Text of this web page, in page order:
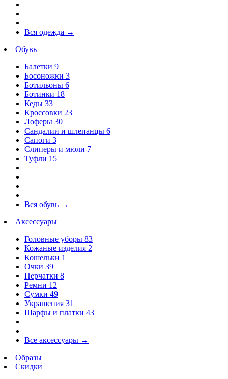
Вся одежда →
Обувь
Балетки 9
Босоножки 3
Ботильоны 6
Ботинки 18
Кеды 33
Кроссовки 23
Лоферы 30
Сандалии и шлепанцы 6
Сапоги 3
Слиперы и мюли 7
Туфли 15
Вся обувь →
Аксессуары
Головные уборы 83
Кожаные изделия 2
Кошельки 1
Очки 39
Перчатки 8
Ремни 12
Сумки 49
Украшения 31
Шарфы и платки 43
Все аксессуары →
Образы
Скидки